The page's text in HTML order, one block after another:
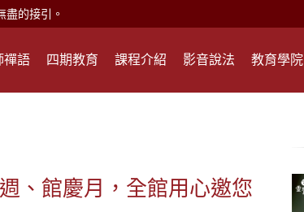
的接引。
禪語 四期教育 課程介紹 影音說法 教育學院
、館慶月，全館用心邀您